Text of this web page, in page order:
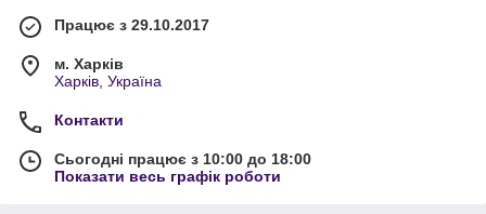
Працює з 29.10.2017
м. Харків
Харків, Україна
Контакти
Сьогодні працює з 10:00 до 18:00
Показати весь графік роботи